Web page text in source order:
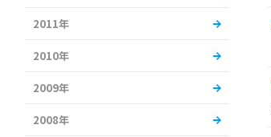
2011年
2010年
2009年
2008年